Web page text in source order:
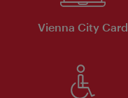
Vienna City Card